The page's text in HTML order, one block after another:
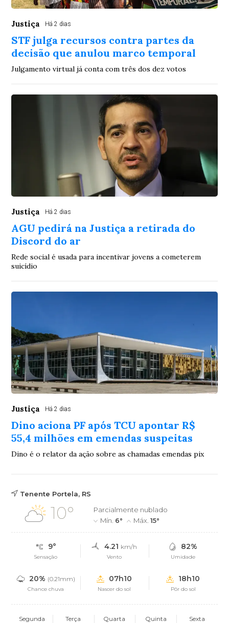
Justiça Há 2 dias
STF julga recursos contra partes da
decisão que anulou marco temporal
Julgamento virtual já conta com três dos dez votos
Justiça Há 2 dias
AGU pedirá na Justiça a retirada do
Discord do ar
Rede social é usada para incentivar jovens a cometerem
suicídio
Justiça Há 2 dias
Dino aciona PF após TCU apontar R$
55,4 milhões em emendas suspeitas
Dino é o relator da ação sobre as chamadas emendas pix
Tenente Portela, RS
10°
Parcialmente nublado
Mín. 6° Máx.15°
9°
Sensação
4.21 km/h
Vento
82%
Umidade
20% (0.21mm)
Chance chuva
07h10
Nascer do sol
18h10
Pôr do sol
Segunda Terça Quarta Quinta Sexta